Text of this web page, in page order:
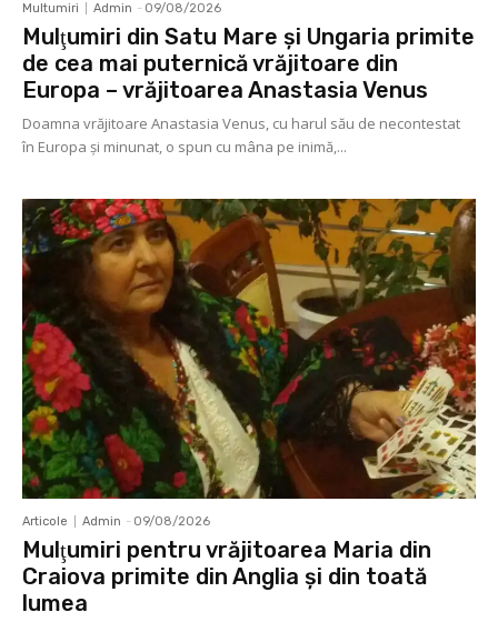
Multumiri Admin - 09/08/2026
Mulţumiri din Satu Mare și Ungaria primite
de cea mai puternică vrăjitoare din
Europa – vrăjitoarea Anastasia Venus
Doamna vrăjitoare Anastasia Venus, cu harul său de necontestat
în Europa şi minunat, o spun cu mâna pe inimă,...
Articole Admin - 09/08/2026
Mulţumiri pentru vrăjitoarea Maria din
Craiova primite din Anglia și din toată
lumea